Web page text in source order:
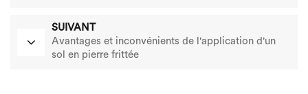
SUIVANT
Avantages et inconvénients de l'application d'un
sol en pierre frittée